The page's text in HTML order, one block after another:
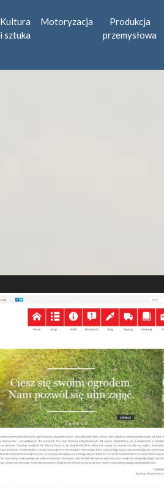
Kultura
i sztuka
Motoryzacja
Produkcja
przemysłowa